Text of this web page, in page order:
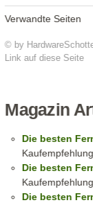
© by
Link auf diese Seite
Verwandte Seiten
Magazin
Die besten
Die besten
Die besten